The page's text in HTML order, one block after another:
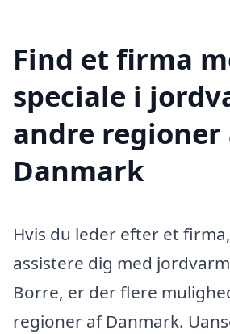
Find et firma
speciale i
andre regioner
Danmark
Hvis du leder efter et
assistere dig med
Borre, er der flere
regioner af Danmark.